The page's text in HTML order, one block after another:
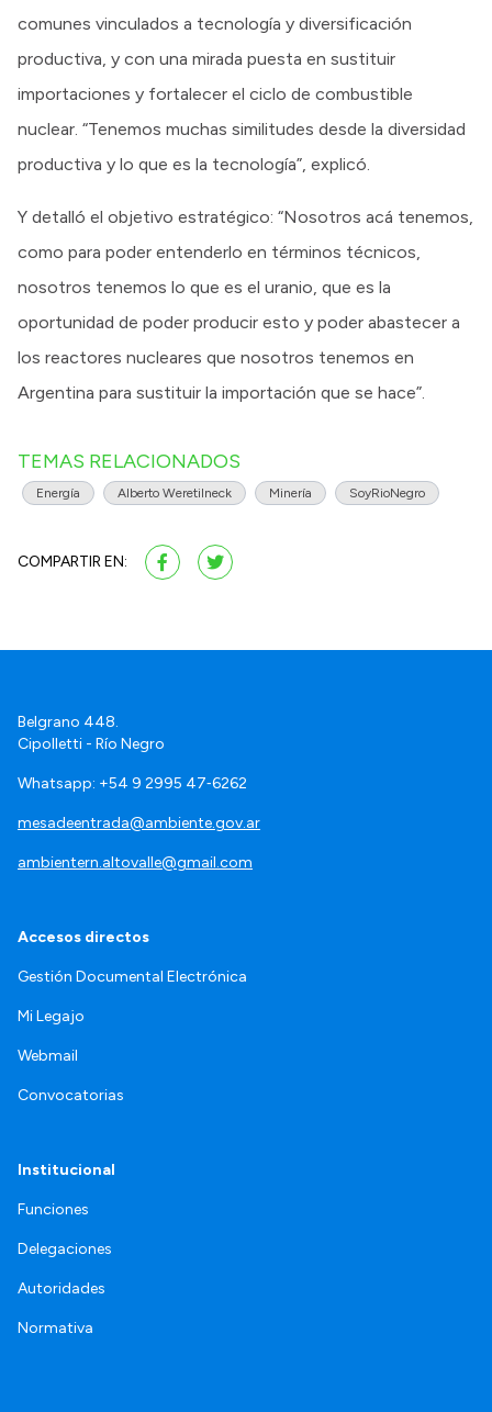
comunes vinculados a tecnología y diversificación
productiva, y con una mirada puesta en sustituir
importaciones y fortalecer el ciclo de combustible
nuclear. “Tenemos muchas similitudes desde la diversidad
productiva y lo que es la tecnología”, explicó.
Y detalló el objetivo estratégico: “Nosotros acá tenemos,
como para poder entenderlo en términos técnicos,
nosotros tenemos lo que es el uranio, que es la
oportunidad de poder producir esto y poder abastecer a
los reactores nucleares que nosotros tenemos en
Argentina para sustituir la importación que se hace”.
TEMAS RELACIONADOS
Energía Alberto Weretilneck Minería SoyRioNegro
COMPARTIR EN:
Belgrano 448.
Cipolletti - Río Negro
Whatsapp: +54 9 2995 47‑6262
mesadeentrada@ambiente.gov.ar
ambientern.altovalle@gmail.com
Accesos directos
Gestión Documental Electrónica
Mi Legajo
Webmail
Convocatorias
Institucional
Funciones
Delegaciones
Autoridades
Normativa